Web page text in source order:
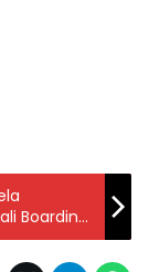
Boarding